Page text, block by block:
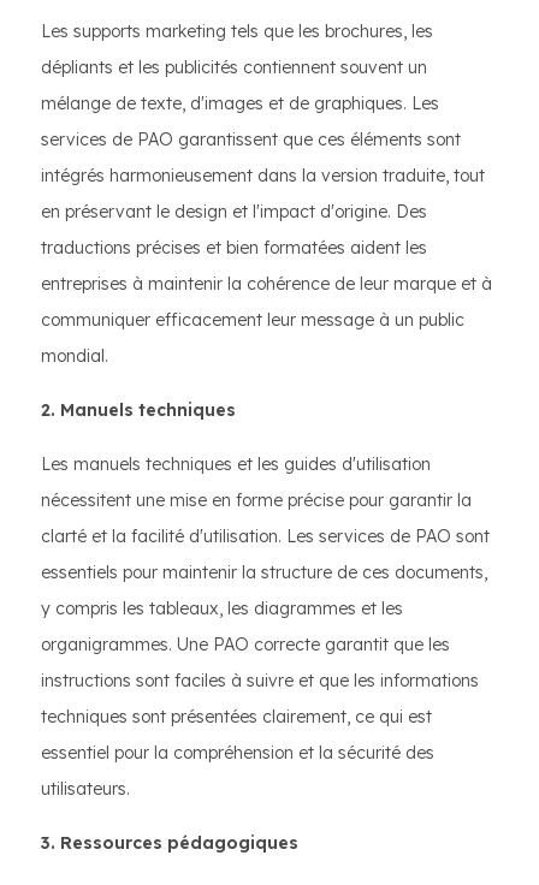
Les supports marketing tels que les brochures, les
dépliants et les publicités contiennent souvent un
mélange de texte, d'images et de graphiques. Les
services de PAO garantissent que ces éléments sont
intégrés harmonieusement dans la version traduite, tout
en préservant le design et l'impact d'origine. Des
traductions précises et bien formatées aident les
entreprises à maintenir la cohérence de leur marque et à
communiquer efficacement leur message à un public
mondial.
2. Manuels techniques
Les manuels techniques et les guides d'utilisation
nécessitent une mise en forme précise pour garantir la
clarté et la facilité d'utilisation. Les services de PAO sont
essentiels pour maintenir la structure de ces documents,
y compris les tableaux, les diagrammes et les
organigrammes. Une PAO correcte garantit que les
instructions sont faciles à suivre et que les informations
techniques sont présentées clairement, ce qui est
essentiel pour la compréhension et la sécurité des
utilisateurs.
3. Ressources pédagogiques